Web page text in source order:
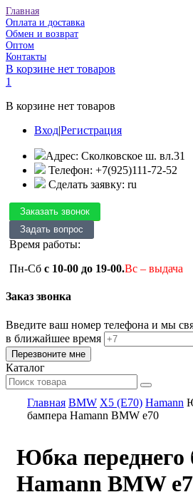
Главная
Оплата и доставка
Обмен и возврат
Оптом
Контакты
В корзине нет товаров
1
В корзине нет товаров
Вход|Регистрация
Адрес: Сколковское ш. вл.31
Телефон: +7(925)111-72-52
Сделать заявку: ru
Время работы:
Пн-Сб с 10-00 до 19-00.Вс – выдача
Заказ звонка
Введите ваш номер телефона и мы
в ближайшее время
Каталог
Главная BMW X5 (E70) Hamann
бампера Hamann BMW e70
Юбка переднего
Hamann BMW